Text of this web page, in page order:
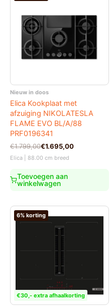
Nieuw in doos
Elica Kookplaat met
afzuiging NIKOLATESLA
FLAME EVO BL/A/88
PRF0196341
€1.799,00
Oorspronkelijke
prijs
€1.695,00
Huidige
prijs
Elica | 88.00 cm breed
Toevoegen aan
winkelwagen
€30,- extra afhaalkorting
6% korting